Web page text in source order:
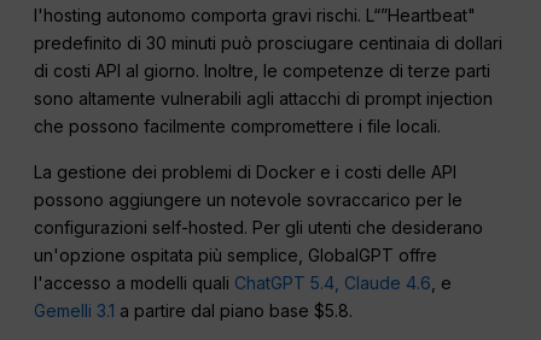
l'hosting autonomo comporta gravi rischi. L“”Heartbeat"
predefinito di 30 minuti può prosciugare centinaia di dollari
di costi API al giorno. Inoltre, le competenze di terze parti
sono altamente vulnerabili agli attacchi di prompt injection
che possono facilmente compromettere i file locali.
La gestione dei problemi di Docker e i costi delle API
possono aggiungere un notevole sovraccarico per le
configurazioni self-hosted. Per gli utenti che desiderano
un'opzione ospitata più semplice, GlobalGPT offre
l'accesso a modelli quali ChatGPT 5.4, Claude 4.6 , e
Gemelli 3.1 a partire dal piano base $5.8.